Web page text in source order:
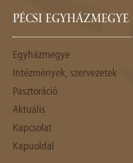
PÉCSI EGYHÁZMEGYE
Egyházmegye
Intézmények, szervezetek
Pasztoráció
Aktuális
Kapcsolat
Kapuoldal